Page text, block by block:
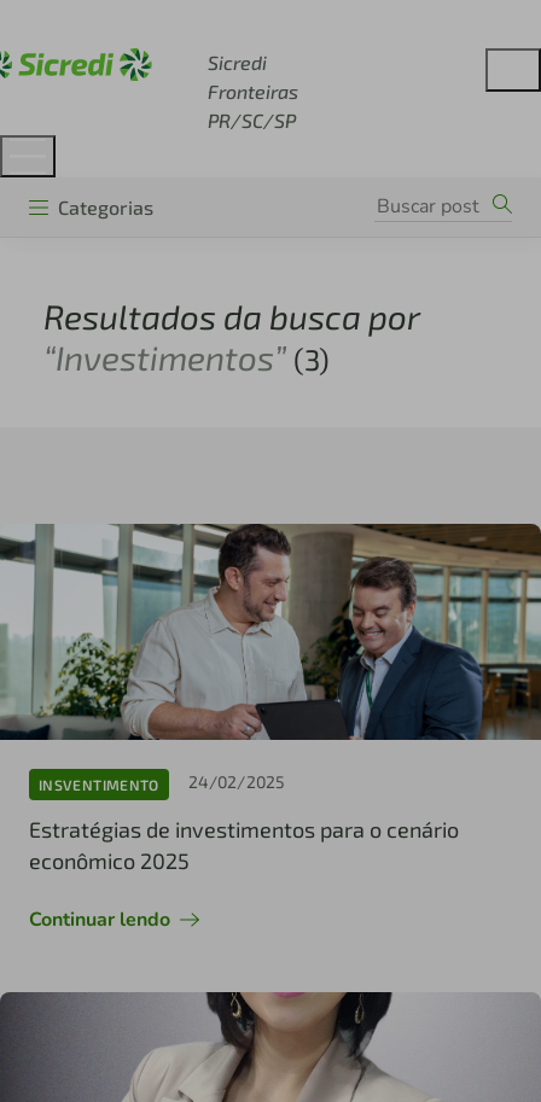
Sicredi
Fronteiras
PR/SC/SP
Categorias
Resultados da busca por
“Investimentos” (3)
INSVENTIMENTO 24/02/2025
Estratégias de investimentos para o cenário
econômico 2025
Continuar lendo